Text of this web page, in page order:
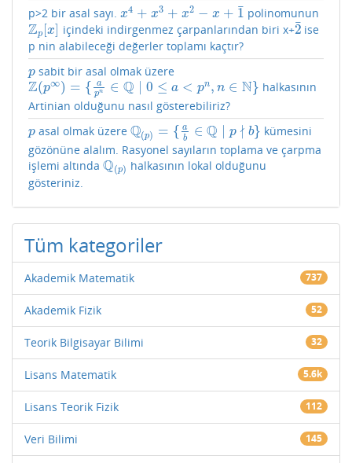
p>2 bir asal sayı. x4 + x3 + x2 − x + 1
¯
x4+x3 +x2 −x +1¯ polinomunun
Zp [x]
Zp[ x] içindeki indirgenmez çarpanlarından biri x+2
¯
2¯ise
p nin alabileceği değerler toplamı kaçtır?
p
psabit bir asal olmak üzere
Z(p∞) = { a
pn ∈ Q 0 ≤ a < pn, n ∈ N}
Z(p∞)={ apn∈Q 0≤ a< n,n∈ N}
halkasının
Artinian olduğunu nasıl gösterebiliriz?
p
pasal olmak üzere Q(p) = { a
b
∈ Q p ∤ b}
Q(p)= {a b∈Q ∣p ∤b
kümesini
gözönüne alalım. Rasyonel sayıların toplama ve çarpma
işlemi altında Q(p)
Q(p) halkasının lokal olduğunu
gösteriniz.
Tüm kategoriler
Akademik Matematik 737
Akademik Fizik 52
Teorik Bilgisayar Bilimi 32
Lisans Matematik 5.6k
Lisans Teorik Fizik 112
Veri Bilimi 145